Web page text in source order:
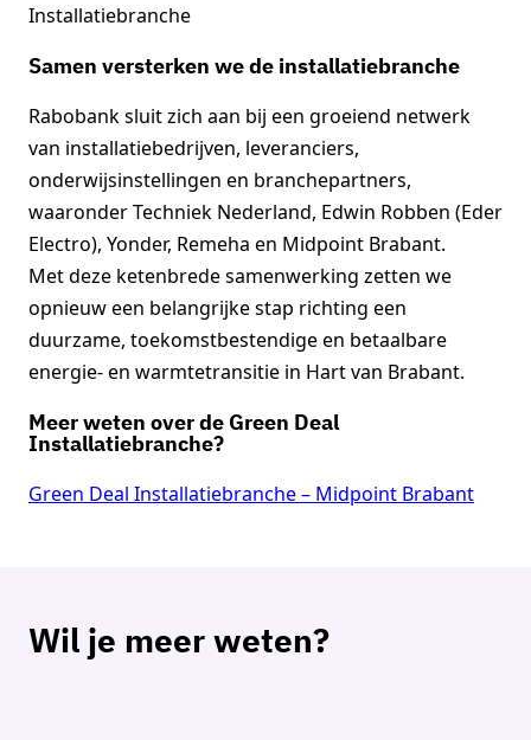
Installatiebranche
Samen versterken we de installatiebranche
Rabobank sluit zich aan bij een groeiend netwerk
van installatiebedrijven, leveranciers,
onderwijsinstellingen en branchepartners,
waaronder Techniek Nederland, Edwin Robben (Eder
Electro), Yonder, Remeha en Midpoint Brabant.
Met deze ketenbrede samenwerking zetten we
opnieuw een belangrijke stap richting een
duurzame, toekomstbestendige en betaalbare
energie- en warmtetransitie in Hart van Brabant.
Meer weten over de Green Deal
Installatiebranche?
Green Deal Installatiebranche – Midpoint Brabant
Wil je meer weten?